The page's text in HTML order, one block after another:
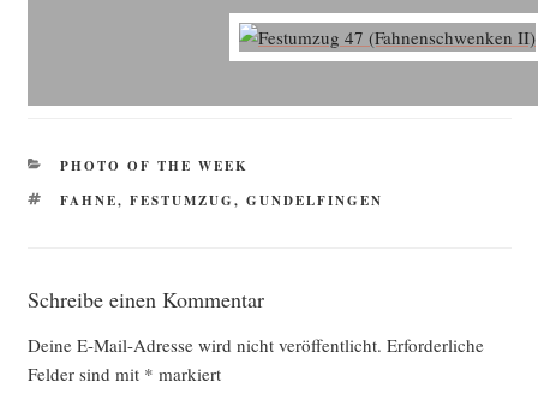
KATEGORIEN
PHOTO OF THE WEEK
SCHLAGWÖRTER
FAHNE, FESTUMZUG, GUNDELFINGEN
Schreibe einen Kommentar
Deine E-Mail-Adresse wird nicht veröffentlicht. Erforderliche
Felder sind mit * markiert